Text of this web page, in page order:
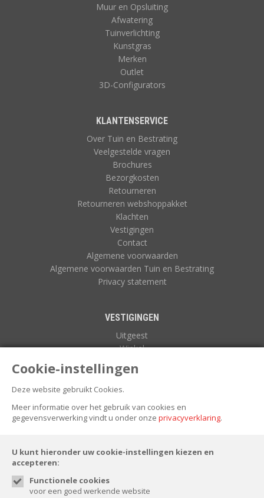
Cookie-instellingen
Deze website gebruikt Cookies.
Meer informatie over het gebruik van cookies en
gegevensverwerking vindt u onder onze privacyverklaring.
U kunt hieronder uw cookie-instellingen kiezen en
accepteren:
Functionele cookies
voor een goed werkende website
Muur en Opsluiting
Afwatering
Tuinverlichting
Kunstgras
Merken
Outlet
3D-Configurators
KLANTENSERVICE
Over Tuin en Bestrating
Veelgestelde vragen
Brochures
Bezorgkosten
Retourneren
Retourneren webshoppakket
Klachten
Vestigingen
Contact
Algemene voorwaarden
Algemene voorwaarden Tuin en Bestrating
Privacy statement
VESTIGINGEN
Uitgeest
Winkel
FOLLOW US